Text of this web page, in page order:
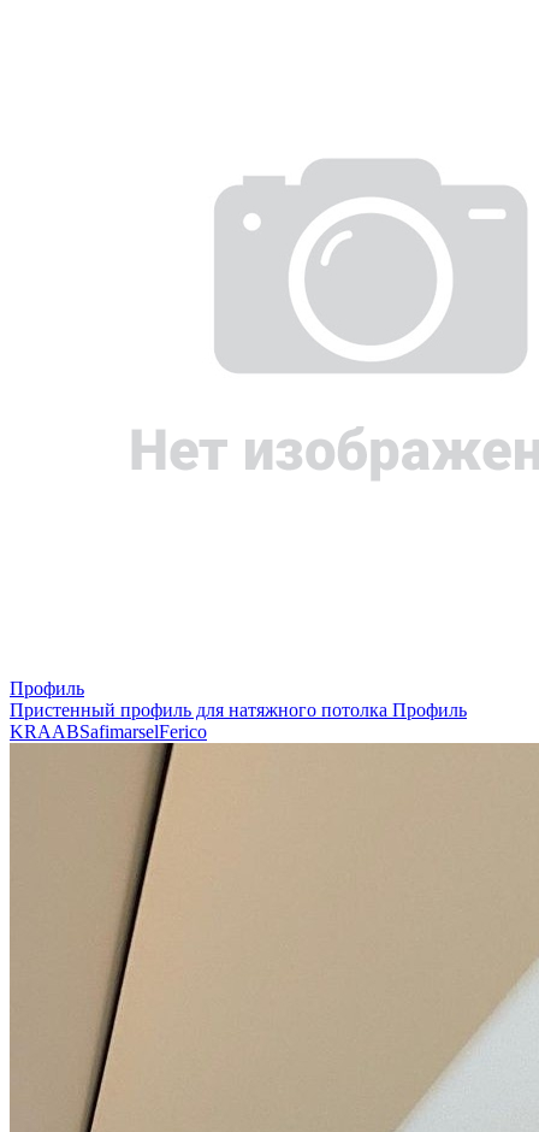
Профиль
Пристенный профиль для натяжного потолка Профиль
KRAABSafimarselFerico